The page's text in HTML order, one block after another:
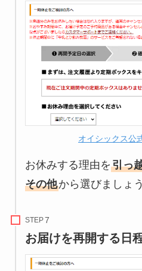
オイシックス公
お休みする理由を引っ
その他から選びましょう
STEP
お届けを再開する日